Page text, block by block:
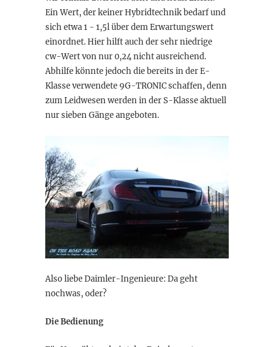
Ein Wert, der keiner Hybridtechnik bedarf und
sich etwa 1 - 1,5l über dem Erwartungswert
einordnet. Hier hilft auch der sehr niedrige
cw-Wert von nur 0,24 nicht ausreichend.
Abhilfe könnte jedoch die bereits in der E-
Klasse verwendete 9G-TRONIC schaffen, denn
zum Leidwesen werden in der S-Klasse aktuell
nur sieben Gänge angeboten.
Also liebe Daimler-Ingenieure: Da geht
nochwas, oder?
Die Bedienung